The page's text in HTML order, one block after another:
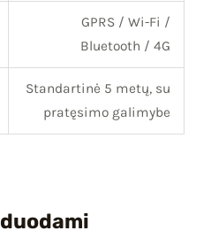
GPRS / Wi-Fi /
Bluetooth / 4G
Standartinė 5 metų, su
pratęsimo galimybe